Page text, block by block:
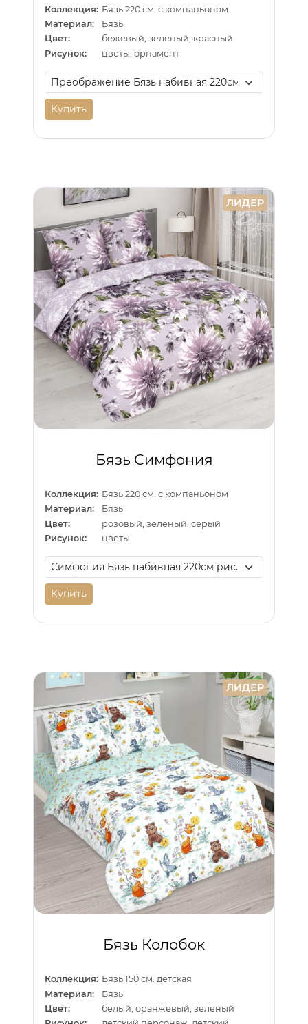
Коллекция: Бязь 220 см. с компаньоном
Материал:
Бязь
Цвет:
бежевый, зеленый, красный
Рисунок:
цветы, орнамент
Купить
ЛИДЕР
Бязь Симфония
Коллекция: Бязь 220 см. с компаньоном
Материал:
Бязь
Цвет:
розовый, зеленый, серый
Рисунок:
цветы
Купить
ЛИДЕР
Бязь Колобок
Коллекция: Бязь 150 см. детская
Материал:
Бязь
Цвет:
белый, оранжевый, зеленый